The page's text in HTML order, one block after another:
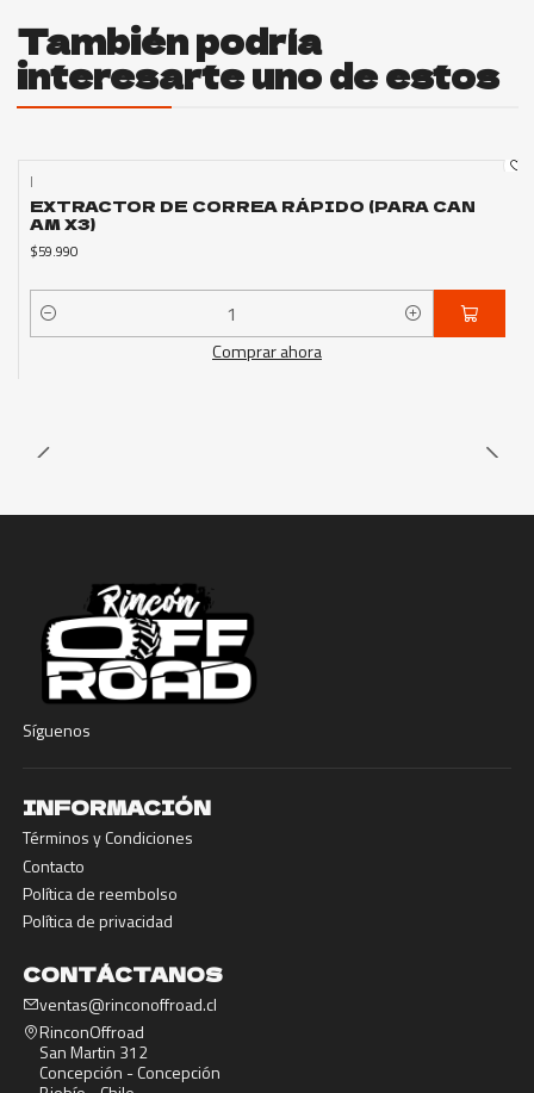
También podría
interesarte uno de estos
|
EXTRACTOR DE CORREA RÁPIDO (PARA CAN
AM X3)
$59.990
Cantidad
Comprar ahora
Síguenos
INFORMACIÓN
Términos y Condiciones
Contacto
Política de reembolso
Política de privacidad
CONTÁCTANOS
ventas@rinconoffroad.cl
RinconOffroad
San Martin 312
Concepción - Concepción